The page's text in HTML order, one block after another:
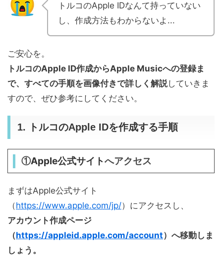
トルコのApple IDなんて持っていない
し、作成方法もわからないよ...
ご安心を。
トルコのApple ID作成からApple Musicへの登録ま
で、すべての手順を画像付きで詳しく解説していきま
すので、ぜひ参考にしてください。
1. トルコのApple IDを作成する手順
①Apple公式サイトへアクセス
まずはApple公式サイト
（https://www.apple.com/jp/）にアクセスし、
アカウント作成ページ
（https://appleid.apple.com/account）へ移動しま
しょう。